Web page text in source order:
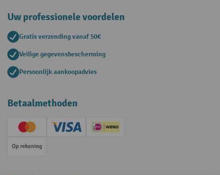
Uw professionele voordelen
Gratis verzending vanaf 50€
Veilige gegevensbescherming
Persoonlijk aankoopadvies
Betaalmethoden
Creditcard (Master)Creditcard (Visa)iDEAL | Wero
Op rekening